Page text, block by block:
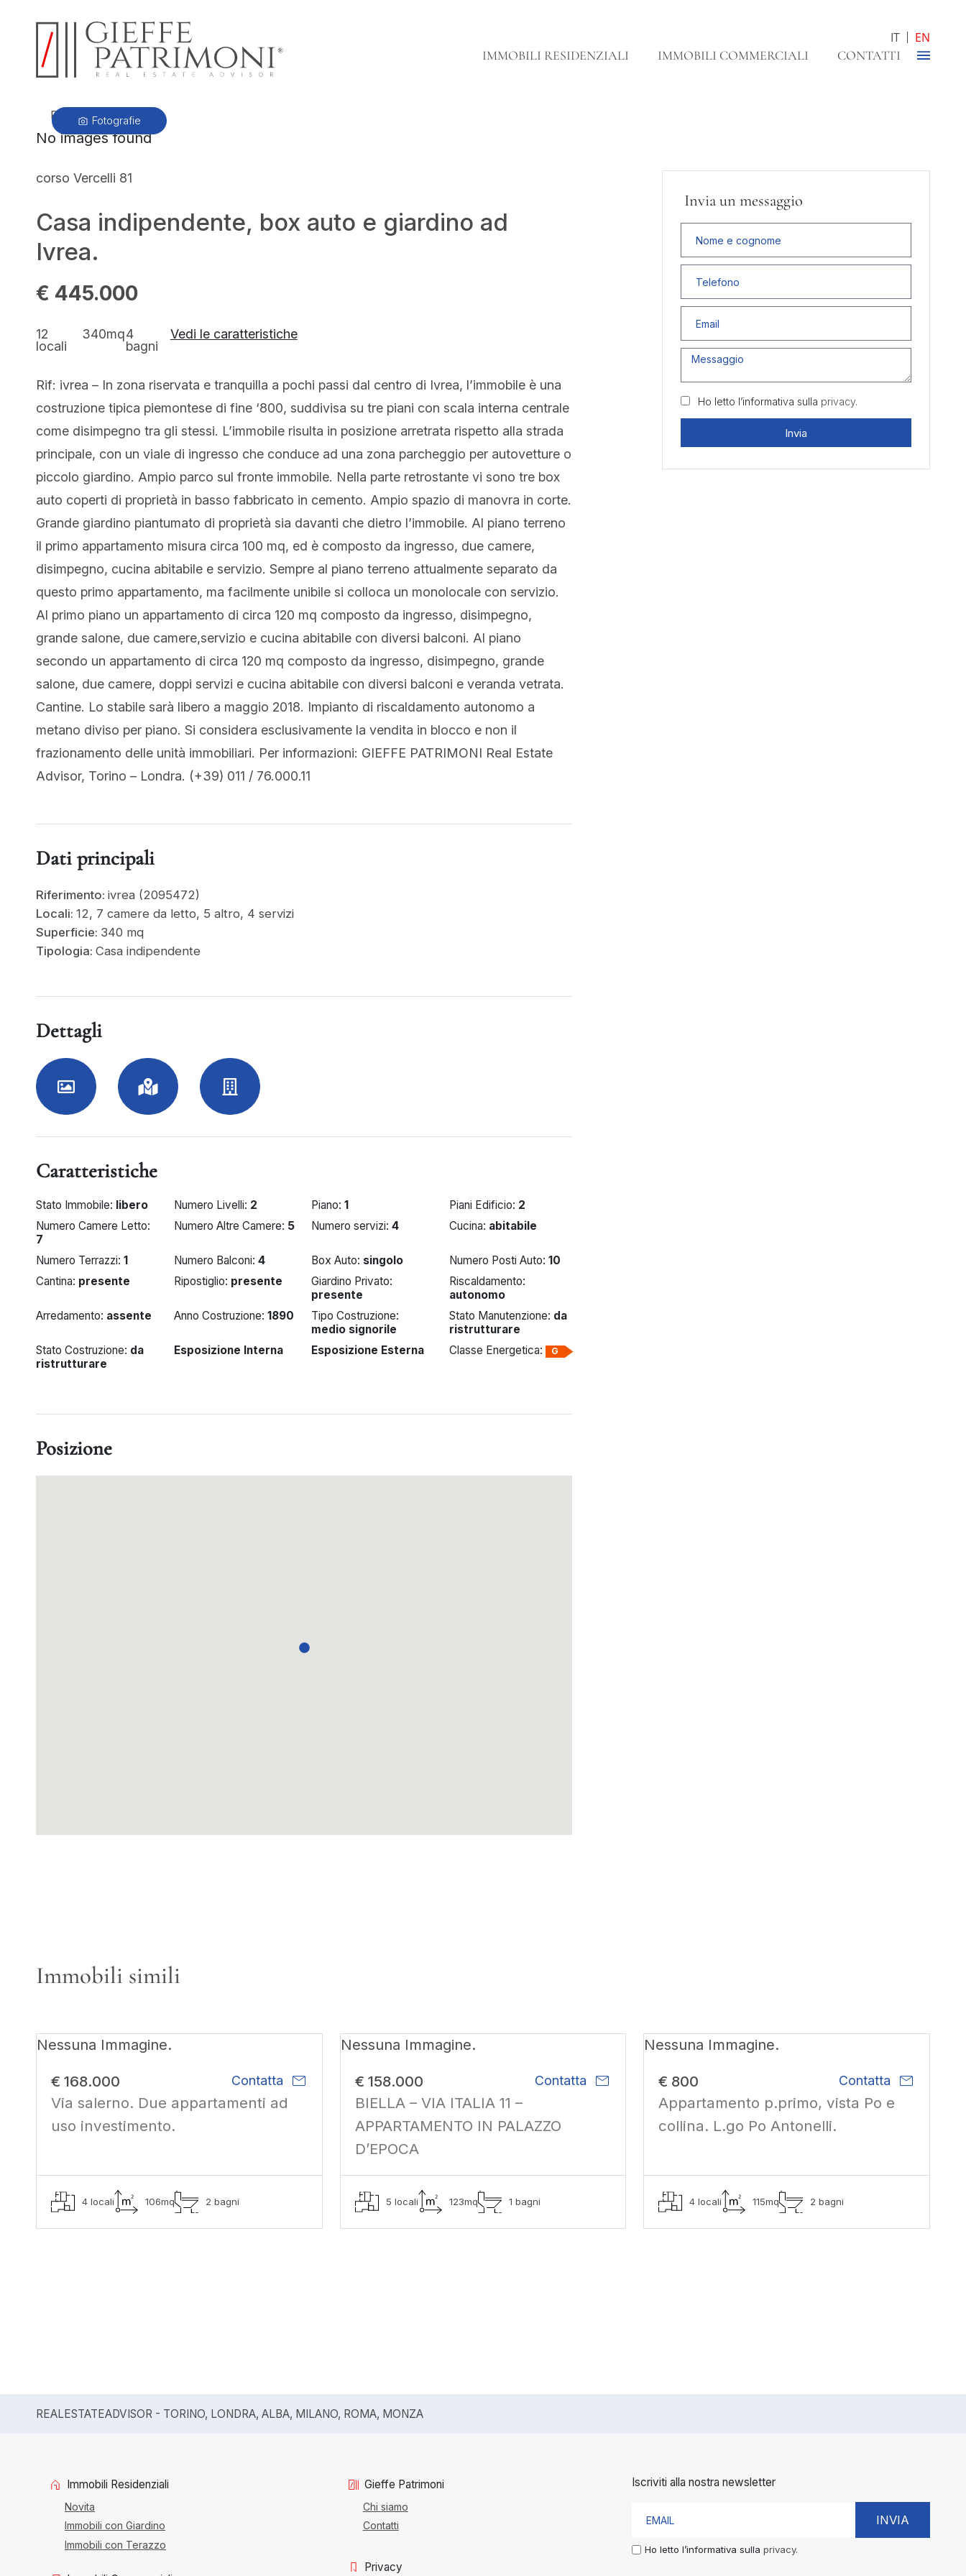
IT
EN
IMMOBILI RESIDENZIALI
IMMOBILI COMMERCIALI CONTATTI
PRECEDENTE
No images found
Fotografie
corso Vercelli 81
Casa indipendente, box auto e giardino ad
Ivrea.
€ 445.000
12
locali
340mq4
bagni
Vedi le caratteristiche
Rif: ivrea – In zona riservata e tranquilla a pochi passi dal centro di Ivrea, l’immobile è una
costruzione tipica piemontese di fine ‘800, suddivisa su tre piani con scala interna centrale
come disimpegno tra gli stessi. L’immobile risulta in posizione arretrata rispetto alla strada
principale, con un viale di ingresso che conduce ad una zona parcheggio per autovetture o
piccolo giardino. Ampio parco sul fronte immobile. Nella parte retrostante vi sono tre box
auto coperti di proprietà in basso fabbricato in cemento. Ampio spazio di manovra in corte.
Grande giardino piantumato di proprietà sia davanti che dietro l’immobile. Al piano terreno
il primo appartamento misura circa 100 mq, ed è composto da ingresso, due camere,
disimpegno, cucina abitabile e servizio. Sempre al piano terreno attualmente separato da
questo primo appartamento, ma facilmente unibile si colloca un monolocale con servizio.
Al primo piano un appartamento di circa 120 mq composto da ingresso, disimpegno,
grande salone, due camere,servizio e cucina abitabile con diversi balconi. Al piano
secondo un appartamento di circa 120 mq composto da ingresso, disimpegno, grande
salone, due camere, doppi servizi e cucina abitabile con diversi balconi e veranda vetrata.
Cantine. Lo stabile sarà libero a maggio 2018. Impianto di riscaldamento autonomo a
metano diviso per piano. Si considera esclusivamente la vendita in blocco e non il
frazionamento delle unità immobiliari. Per informazioni: GIEFFE PATRIMONI Real Estate
Advisor, Torino – Londra. (+39) 011 / 76.000.11
Dati principali
Riferimento: ivrea (2095472)
Locali: 12, 7 camere da letto, 5 altro, 4 servizi
Superficie: 340 mq
Tipologia: Casa indipendente
Dettagli
Caratteristiche
Stato Immobile: libero Numero Livelli: 2 Piano:1 Piani Edificio: 2
Numero Camere Letto:
7
Numero Altre Camere: 5 Numero servizi:4 Cucina: abitabile
Numero Terrazzi: 1 Numero Balconi: 4 Box Auto: singolo Numero Posti Auto: 10
Cantina: presente Ripostiglio: presente
Giardino Privato:
presente
Riscaldamento:
autonomo
Arredamento: assente Anno Costruzione: 1890
Tipo Costruzione:
medio signorile
Stato Manutenzione: da
ristrutturare
Stato Costruzione: da
ristrutturare
Esposizione Interna Esposizione Esterna Classe Energetica: G
Posizione
Invia un messaggio
Ho letto l’informativa sulla privacy.
Invia
Immobili simili
Nessuna Immagine.
€ 168.000 Contatta mail
Via salerno. Due appartamenti ad
uso investimento.
4 locali 106mq 2 bagni
Nessuna Immagine.
€ 158.000 Contatta mail
BIELLA – VIA ITALIA 11 –
APPARTAMENTO IN PALAZZO
D’EPOCA
5 locali 123mq 1 bagni
Nessuna Immagine.
€ 800 Contatta mail
Appartamento p.primo, vista Po e
collina. L.go Po Antonelli.
4 locali 115mq 2 bagni
REALESTATEADVISOR - TORINO, LONDRA, ALBA, MILANO, ROMA, MONZA
Immobili Residenziali
Novita
Immobili con Giardino
Immobili con Terazzo
Gieffe Patrimoni
Chi siamo
Contatti
Privacy
Iscriviti alla nostra newsletter
Ho letto l’informativa sullaprivacy.
INVIA